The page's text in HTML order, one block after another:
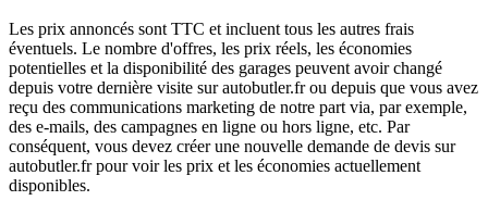
Les prix annoncés sont TTC et incluent tous les autres frais
éventuels. Le nombre d'offres, les prix réels, les économies
potentielles et la disponibilité des garages peuvent avoir changé
depuis votre dernière visite sur autobutler.fr ou depuis que vous avez
reçu des communications marketing de notre part via, par exemple,
des e-mails, des campagnes en ligne ou hors ligne, etc. Par
conséquent, vous devez créer une nouvelle demande de devis sur
autobutler.fr pour voir les prix et les économies actuellement
disponibles.